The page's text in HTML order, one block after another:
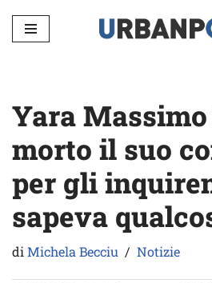
Vai
Yara
morto il suo
per gli
sapeva
diMichela Becciu Notizie